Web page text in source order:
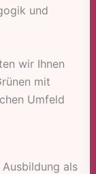
und
wir Ihnen
mit
Umfeld
als